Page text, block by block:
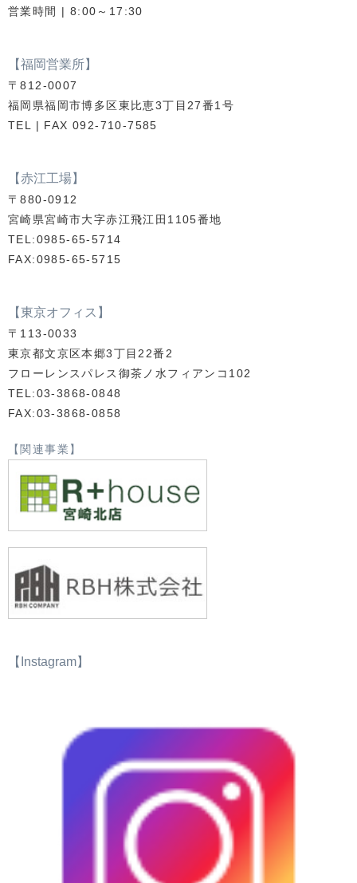
営業時間 | 8:00～17:30
【福岡営業所】
〒812-0007
福岡県福岡市博多区東比恵3丁目27番1号
TEL | FAX 092-710-7585
【赤江工場】
〒880-0912
宮崎県宮崎市大字赤江飛江田1105番地
TEL:0985-65-5714
FAX:0985-65-5715
【東京オフィス】
〒113-0033
東京都文京区本郷3丁目22番2
フローレンスパレス御茶ノ水フィアンコ102
TEL:03-3868-0848
FAX:03-3868-0858
【関連事業】
【Instagram】